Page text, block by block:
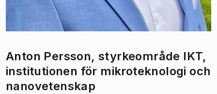
Anton Persson, styrkeområde IKT,
institutionen för mikroteknologi och
nanovetenskap